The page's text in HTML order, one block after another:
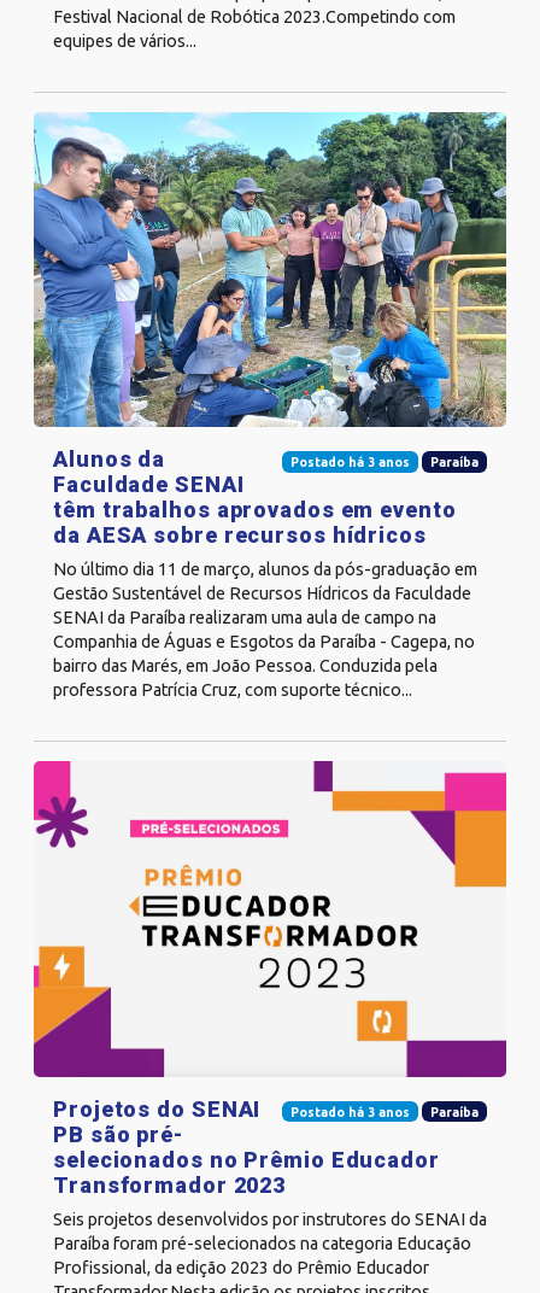
Festival Nacional de Robótica 2023.Competindo com
equipes de vários...
Postado há 3 anos Paraíba
Alunos da
Faculdade SENAI
têm trabalhos aprovados em evento
da AESA sobre recursos hídricos
No último dia 11 de março, alunos da pós-graduação em
Gestão Sustentável de Recursos Hídricos da Faculdade
SENAI da Paraíba realizaram uma aula de campo na
Companhia de Águas e Esgotos da Paraíba - Cagepa, no
bairro das Marés, em João Pessoa. Conduzida pela
professora Patrícia Cruz, com suporte técnico...
Postado há 3 anos Paraíba
Projetos do SENAI
PB são pré-
selecionados no Prêmio Educador
Transformador 2023
Seis projetos desenvolvidos por instrutores do SENAI da
Paraíba foram pré-selecionados na categoria Educação
Profissional, da edição 2023 do Prêmio Educador